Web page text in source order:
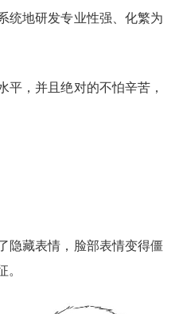
统地研发专业性强、化繁为
平，并且绝对的不怕辛苦，
隐藏表情，脸部表情变得僵
。